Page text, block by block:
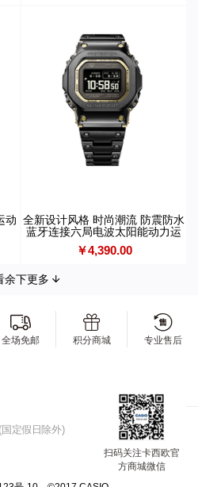
动 全新设计风格 时尚潮流 防震防水
蓝牙连接六局电波太阳能动力运
动男表GMW-BZ5000
￥4,390.00
余下更多
全场免邮 积分商城 专业售后
定假日除外)
扫码关注卡西欧官
方商城微信